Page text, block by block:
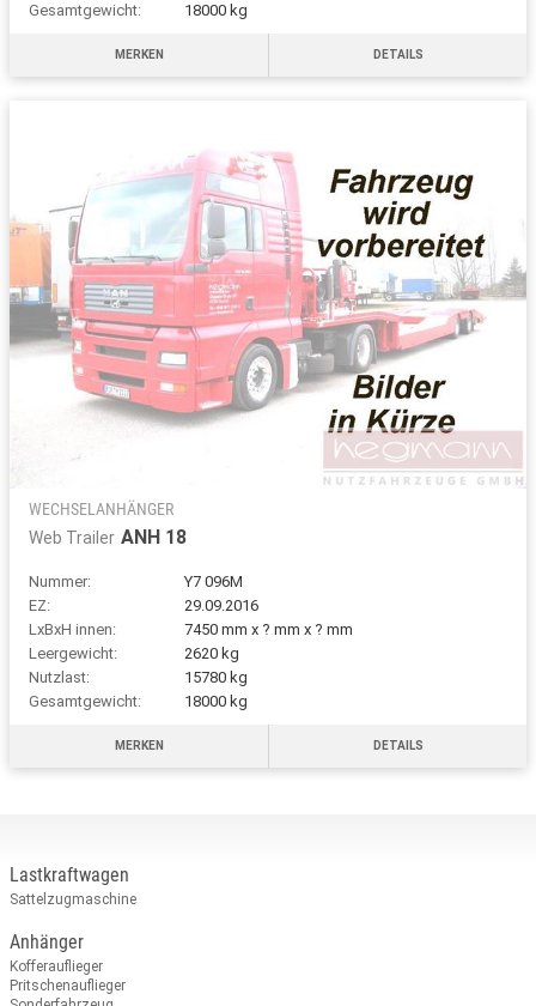
Gesamtgewicht:
18000 kg
MERKEN DETAILS
WECHSELANHÄNGER
Web Trailer ANH 18
Nummer:
Y7 096M
EZ:
29.09.2016
LxBxH innen:
7450 mm x ? mm x ? mm
Leergewicht:
2620 kg
Nutzlast:
15780 kg
Gesamtgewicht:
18000 kg
MERKEN DETAILS
Lastkraftwagen
Sattelzugmaschine
Anhänger
Kofferauflieger
Pritschenauflieger